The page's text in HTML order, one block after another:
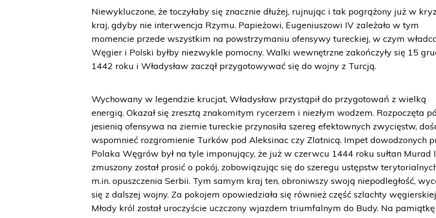
Niewykluczone, że toczyłaby się znacznie dłużej, rujnując i tak pogrążony już w
kraj, gdyby nie interwencja Rzymu. Papieżowi, Eugeniuszowi IV zależało w tym
momencie przede wszystkim na powstrzymaniu ofensywy tureckiej, w czym
Węgier i Polski byłby niezwykle pomocny. Walki wewnętrzne zakończyły się 15
1442 roku i Władysław zaczął przygotowywać się do wojny z Turcją.
Wychowany w legendzie krucjat, Władysław przystąpił do przygotowań z wielką
energią. Okazał się zresztą znakomitym rycerzem i niezłym wodzem. Rozpoczęta
jesienią ofensywa na ziemie tureckie przynosiła szereg efektownych zwycięstw,
wspomnieć rozgromienie Turków pod Aleksinac czy Zlatnicą. Impet dowodzonych
Polaka Węgrów był na tyle imponujący, że już w czerwcu 1444 roku sułtan Murad
zmuszony został prosić o pokój, zobowiązując się do szeregu ustępstw
m.in. opuszczenia Serbii. Tym samym kraj ten, obroniwszy swoją niepodległość,
się z dalszej wojny. Za pokojem opowiedziała się również część szlachty
Młody król został uroczyście uczczony wjazdem triumfalnym do Budy. Na pamiątkę